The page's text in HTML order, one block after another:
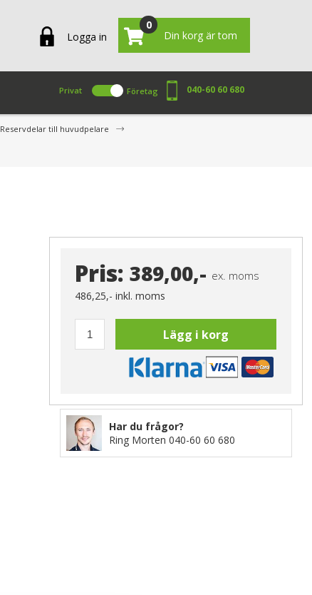
Logga in
0
Din korg är tom
Privat Företag 040-60 60 680
Reservdelar till huvudpelare
Pris: 389,00,- ex. moms
486,25,- inkl. moms
Lägg i korg
Har du frågor?
Ring Morten 040-60 60 680